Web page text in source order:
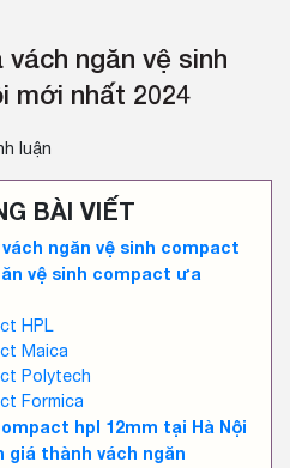
ngăn vệ sinh
mới nhất 2024
luận
BÀI VIẾT
ngăn vệ sinh compact
vệ sinh compact ưa
HPL
Maica
Polytech
Formica
hpl 12mm tại Hà Nội
giá thành vách ngăn